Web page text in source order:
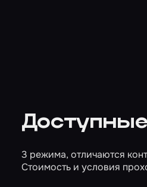
3 режима, отличаются
Стоимость и условия